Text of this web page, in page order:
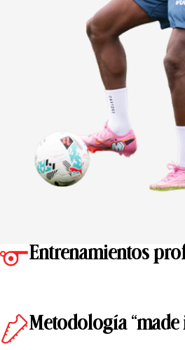
Entrenamientos
Metodología “made